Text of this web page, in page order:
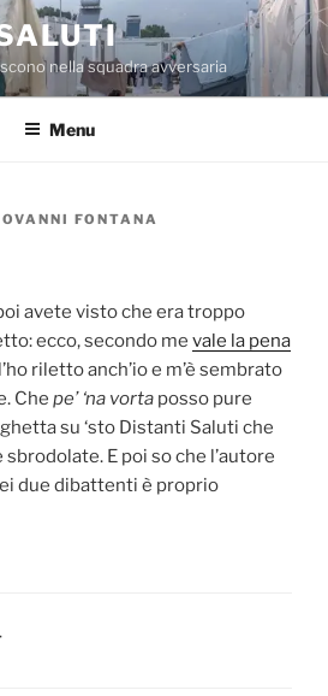
nella squadra avversaria
Menu
FONTANA
avete visto che era troppo
ecco, secondo me vale la pena
riletto anch’io e m’è sembrato
Che pe’ ‘na vorta posso pure
su ‘sto Distanti Saluti che
E poi so che l’autore
due dibattenti è proprio